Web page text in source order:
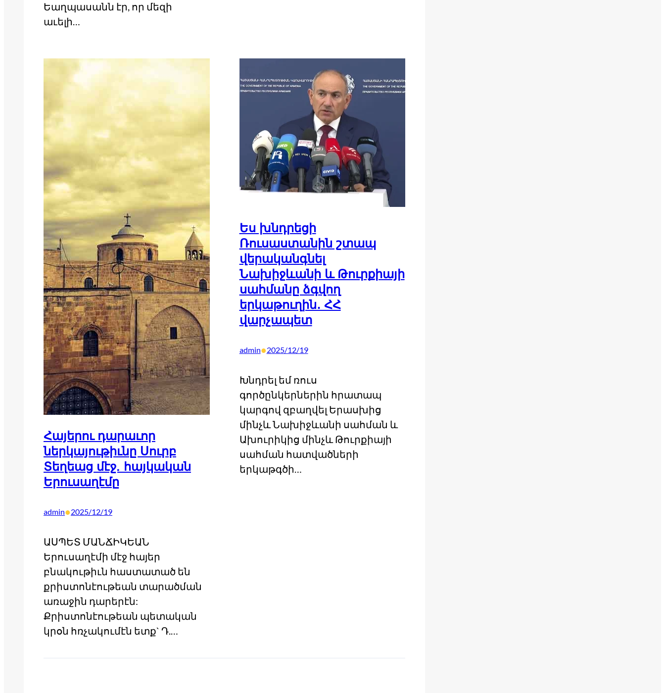
Եաղպասանն էր, որ մեզի
աւելի…
Հայերու դարաւոր
ներկայութիւնը Սուրբ
Տեղեաց մէջ. հայկական
Երուսաղէմը
admin•2025/12/19
ԱՍՊԵՏ ՄԱՆՃԻԿԵԱՆ
Երուսաղէմի մէջ հայեր
բնակութիւն հաստատած են
քրիստոնէութեան տարածման
առաջին դարերէն:
Քրիստոնէութեան պետական
կրօն հռչակումէն ետք` Դ.…
Ես խնդրեցի
Ռուսաստանին շտապ
վերականգնել
Նախիջևանի և Թուրքիայի
սահմանը ձգվող
երկաթուղին․ ՀՀ
վարչապետ
admin•2025/12/19
Խնդրել եմ ռուս
գործընկերներին հրատապ
կարգով զբաղվել Երասխից
մինչև Նախիջևանի սահման և
Ախուրիկից մինչև Թուրքիայի
սահման հատվածների
երկաթգծի…